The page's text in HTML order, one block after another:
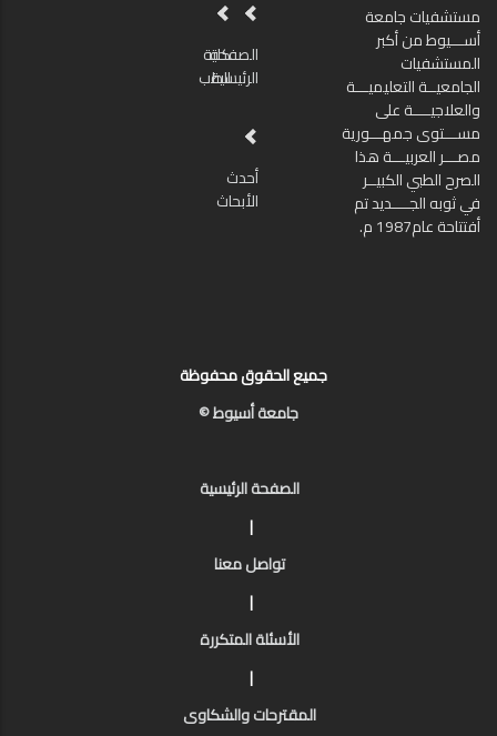
مستشفيات جامعة
أســـيوط من أكبر
المستشفيات
الجامعيــة التعليميـــة
والعلاجيــــة على
مســـتوى جمهـــورية
مصـــر العربيـــة هذا
الصرح الطبي الكبيــر
في ثوبه الجــــديد تم
أفتتاحة عام1987 م.
الصفحة
الرئيسية
كلية
الطب
أحدث
الأبحاث
جميع الحقوق محفوظة
جامعة أسيوط ©
الصفحة الرئيسية
|
تواصل معنا
|
الأسئلة المتكررة
|
المقترحات والشكاوى